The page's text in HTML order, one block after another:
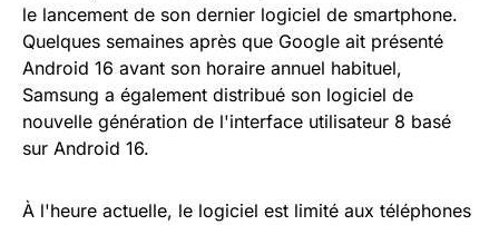
le lancement de son dernier logiciel de smartphone.
Quelques semaines après que Google ait présenté
Android 16 avant son horaire annuel habituel,
Samsung a également distribué son logiciel de
nouvelle génération de l'interface utilisateur 8 basé
sur Android 16.
À l'heure actuelle, le logiciel est limité aux téléphones